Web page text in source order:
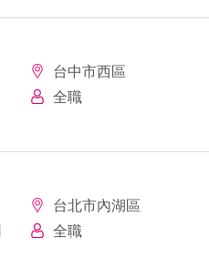
台中市西區
全職
台北市內湖區
全職